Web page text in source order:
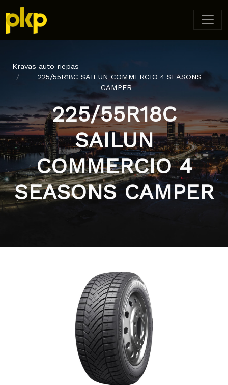
Kravas auto riepas
225/55R18C SAILUN COMMERCIO 4 SEASONS
CAMPER
225/55R18C
SAILUN
COMMERCIO 4
SEASONS CAMPER